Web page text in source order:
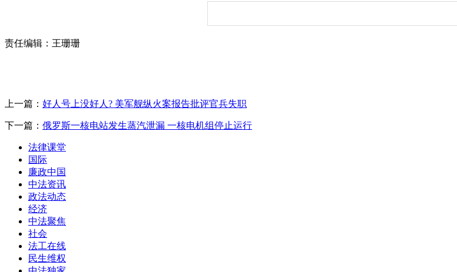
责任编辑：王珊珊
上一篇： 好人号上没好人? 美军舰纵火案报告批评官兵失职
下一篇： 俄罗斯一核电站发生蒸汽泄漏 一核电机组停止运行
法律课堂
国际
廉政中国
中法资讯
政法动态
经济
中法聚焦
社会
法工在线
民生维权